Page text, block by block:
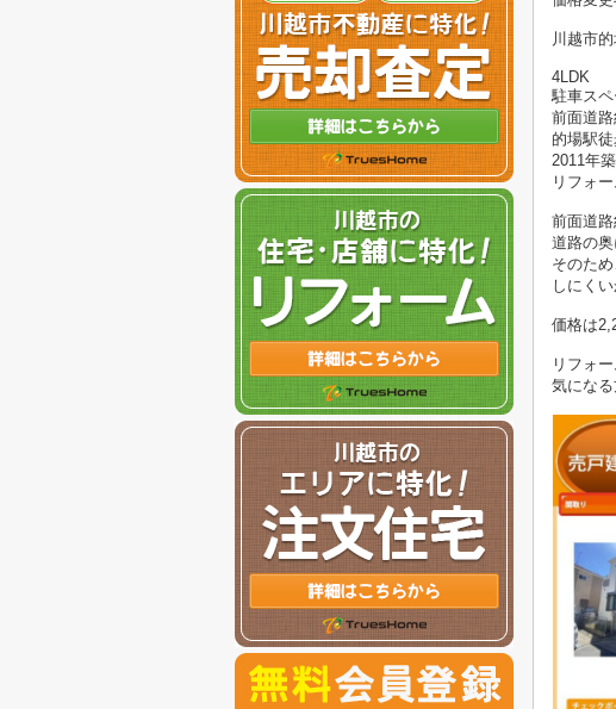
川越市
4LDK
駐車ス
前面道
的場駅
2011年築
リフォ
前面道
道路の奥
そのた
しにく
価格は
リフォ
気にな